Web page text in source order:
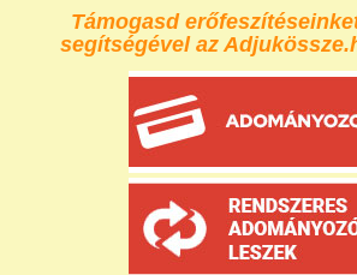
Támogasd
segítségével az